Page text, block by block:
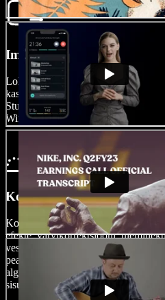
Impordi oma video
Lohista ja aseta oma video-, heli-
kasuta importimise funktsiooni,
Studio toetab mitmeid
Windowsi, Apple’i, Androidi,
Koosta oma Maci video
Kohanda oma videot, lisades
efekte, värvikorrektsiooni,
vesimärke, liikuvaid graafikaid,
pealelugemisi ja palju muud. Tänu
algajasõbralikule kasutajaliidesele
sisuliselt piiramatud.